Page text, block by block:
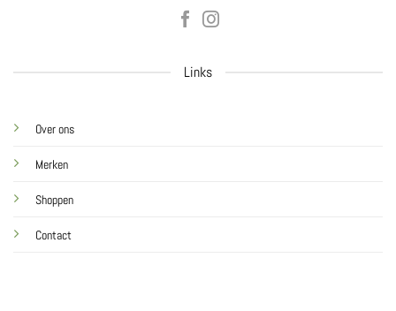
Links
Over ons
Merken
Shoppen
Contact